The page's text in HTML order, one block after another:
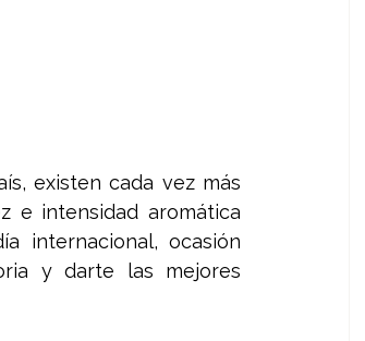
existen cada vez más
e intensidad aromática
internacional, ocasión
y darte las mejores